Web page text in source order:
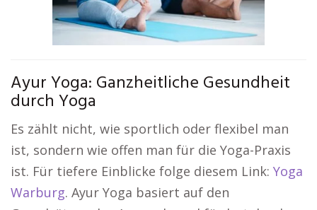
Ayur Yoga: Ganzheitliche Gesundheit
durch Yoga
Es zählt nicht, wie sportlich oder flexibel man
ist, sondern wie offen man für die Yoga-Praxis
ist. Für tiefere Einblicke folge diesem Link: Yoga
Warburg. Ayur Yoga basiert auf den